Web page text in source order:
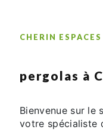
CHERIN
pergolas à
Bienvenue sur le
votre spécialiste